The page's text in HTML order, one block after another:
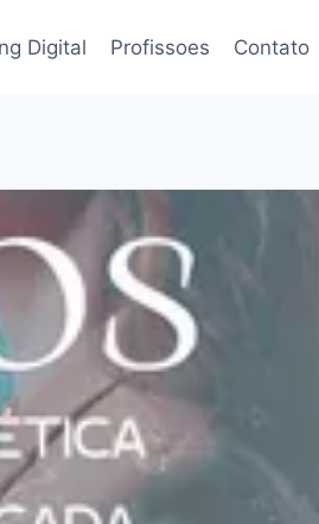
Digital Profissoes Contato